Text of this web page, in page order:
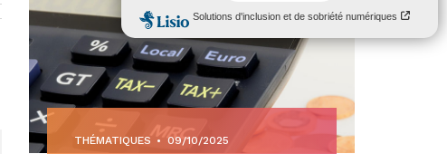
THÉMATIQUES • 09/10/2025